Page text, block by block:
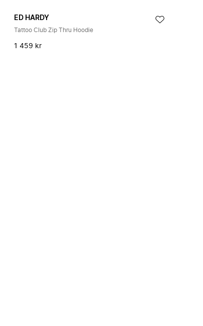
ED HARDY
Tattoo Club Zip Thru Hoodie
1 459 kr